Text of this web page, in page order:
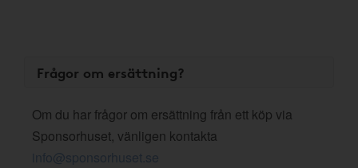
Frågor om ersättning?
Om du har frågor om ersättning från ett köp via
Sponsorhuset, vänligen kontakta
info@sponsorhuset.se